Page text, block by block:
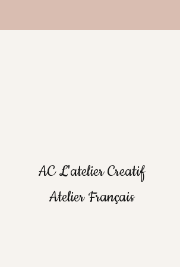
AC L'atelier Creatif
Atelier Français